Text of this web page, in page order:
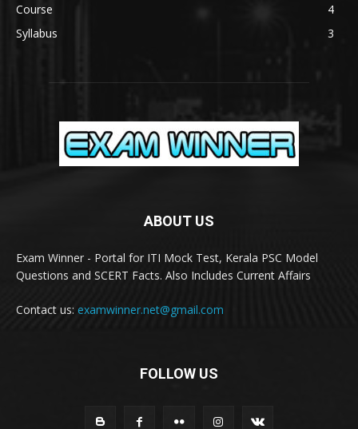
Course
4
Syllabus
3
ABOUT US
Exam Winner - Portal for ITI Mock Test, Kerala PSC Model
Questions and SCERT Facts. Also Includes Current Affairs
Contact us: examwinner.net@gmail.com
FOLLOW US